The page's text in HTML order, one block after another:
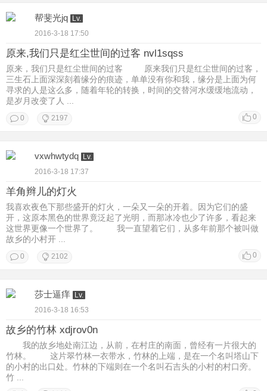
帮斐光jq
Lv.
2016-3-18 17:50
原来,我们只是红尘世间的过客 nvl1sqss
原来，我们只是红尘世间的过客 原来我们只是红尘世间的过客，
三生石上面深深刻着缘分的痕迹，单单没有你和我，缘分是上面为何
寻求的人是这么多，随着年轮的转换，时间的交替河水缓缓地流动，
是岁月改变了人 ...
0
0 2197
vxwhwtydq Lv.
2016-3-18 17:37
羊角辫儿的灯火
我喜欢夜色下那些盛开的灯火，一朵又一朵的开着。因为它们的盛
开，这原本黑色的世界竟泛起了光明，而那冰冷也少了许多，看起来
这世界更像一个世界了。 我一直望着它们，从多年前那个被叫做
故乡的小村开 ...
0
0 2102
莎士逼痒 Lv.
2016-3-18 16:53
故乡的竹林 xdjrov0n
我的故乡地处南江边，从前，在村庄的南面，曾经有一片很大的
竹林。 这片翠竹林一衣带水，竹林的上端，是在一个名叫塔山下
的小村的出口处。竹林的下端则在一个名叫石吉头的小村的村口旁。
竹 ...